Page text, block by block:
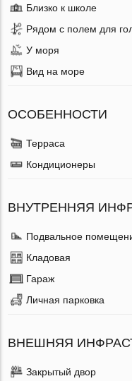
Близко к школе
Рядом с полем для
У моря
Вид на море
ОСОБЕННОСТИ
Терраса
Кондиционеры
ВНУТРЕННЯЯ
Подвальное
Кладовая
Гараж
Личная парковка
ВНЕШНЯЯ
Закрытый двор